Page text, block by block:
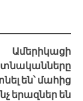
Ամերիկացի
են՝ մահից
երազներ են